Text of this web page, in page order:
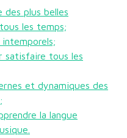
des plus belles
les temps;
satisfaire tous les
et dynamiques des
la langue